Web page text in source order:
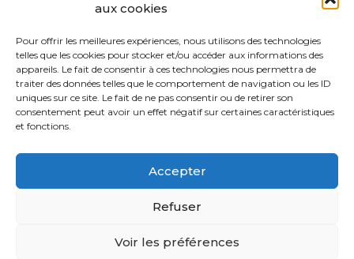
aux cookies
Pour offrir les meilleures expériences, nous utilisons des technologies
telles que les cookies pour stocker et/ou accéder aux informations des
appareils. Le fait de consentir à ces technologies nous permettra de
traiter des données telles que le comportement de navigation ou les ID
uniques sur ce site. Le fait de ne pas consentir ou de retirer son
consentement peut avoir un effet négatif sur certaines caractéristiques
et fonctions.
Accepter
Refuser
Voir les préférences
Dakota
CHF18.00
Choix des options
être
choisies
sur
la
page
WordPress Astra